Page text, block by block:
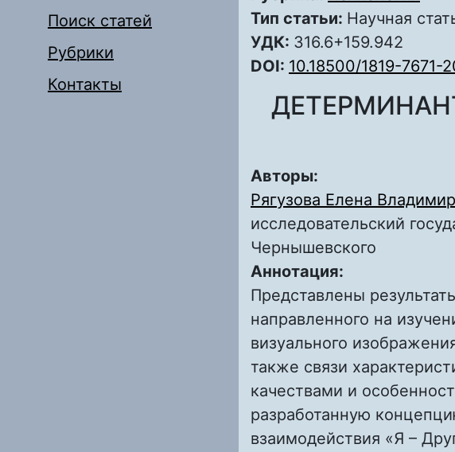
Поиск статей
Рубрики
Контакты
Тип статьи: Научная
УДК: 316.6+159.942
DOI: 10.18500/1819-7671-
Авторы:
Рягузова Елена
исследовательский
Чернышевского
Аннотация:
Представлены
направленного на
визуального
также связи
качествами и
разработанную
взаимодействия «Я –